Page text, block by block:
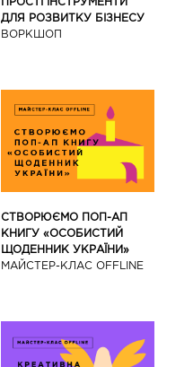
ПРОСТІ ІНСТРУМЕНТИ
ДЛЯ РОЗВИТКУ БІЗНЕСУ
ВОРКШОП
СТВОРЮЄМО ПОП-АП
КНИГУ «ОСОБИСТИЙ
ЩОДЕННИК УКРАЇНИ»
МАЙCТЕР-КЛАС OFFLINE